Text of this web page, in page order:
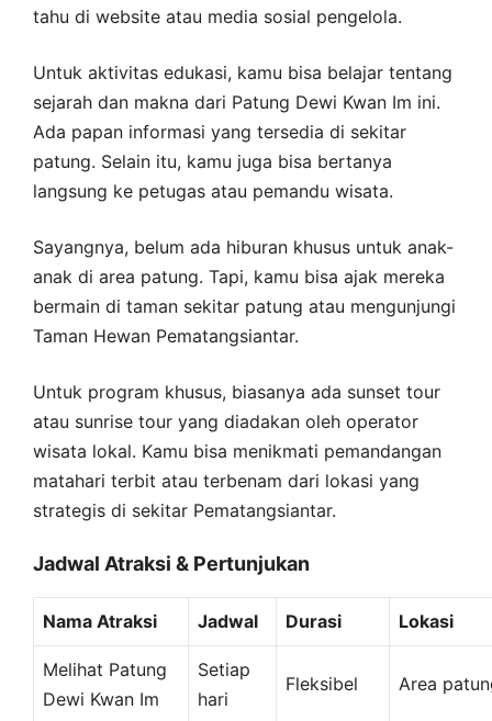
tahu di website atau media sosial pengelola.
Untuk aktivitas edukasi, kamu bisa belajar tentang
sejarah dan makna dari Patung Dewi Kwan Im ini.
Ada papan informasi yang tersedia di sekitar
patung. Selain itu, kamu juga bisa bertanya
langsung ke petugas atau pemandu wisata.
Sayangnya, belum ada hiburan khusus untuk anak-
anak di area patung. Tapi, kamu bisa ajak mereka
bermain di taman sekitar patung atau mengunjungi
Taman Hewan Pematangsiantar.
Untuk program khusus, biasanya ada sunset tour
atau sunrise tour yang diadakan oleh operator
wisata lokal. Kamu bisa menikmati pemandangan
matahari terbit atau terbenam dari lokasi yang
strategis di sekitar Pematangsiantar.
Jadwal Atraksi & Pertunjukan
Nama Atraksi Jadwal Durasi Lokasi
Melihat Patung
Dewi Kwan Im
Setiap
hari
Fleksibel Area